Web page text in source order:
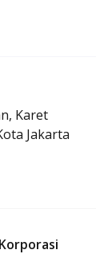
Karet
Jakarta
Korporasi